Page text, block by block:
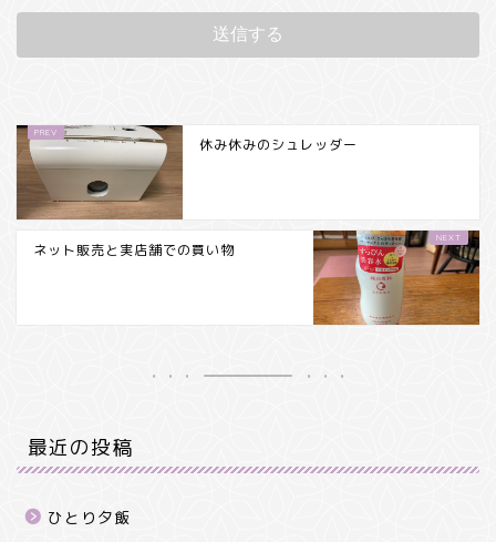
休み休みのシュレッダー
ネット販売と実店舗での買い物
最近の投稿
ひとり夕飯